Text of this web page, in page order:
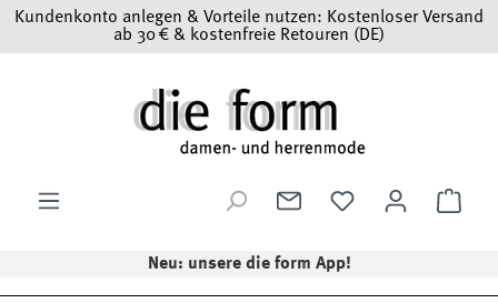
Zum Hauptinhalt springen
Kundenkonto anlegen & Vorteile nutzen: Kostenloser Versand
ab 30 € & kostenfreie Retouren (DE)
Neu: unsere die form App!